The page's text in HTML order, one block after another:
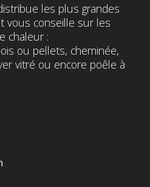
les plus grandes
vous conseille sur les
chaleur :
ou pellets, cheminée,
vitré ou encore poêle à